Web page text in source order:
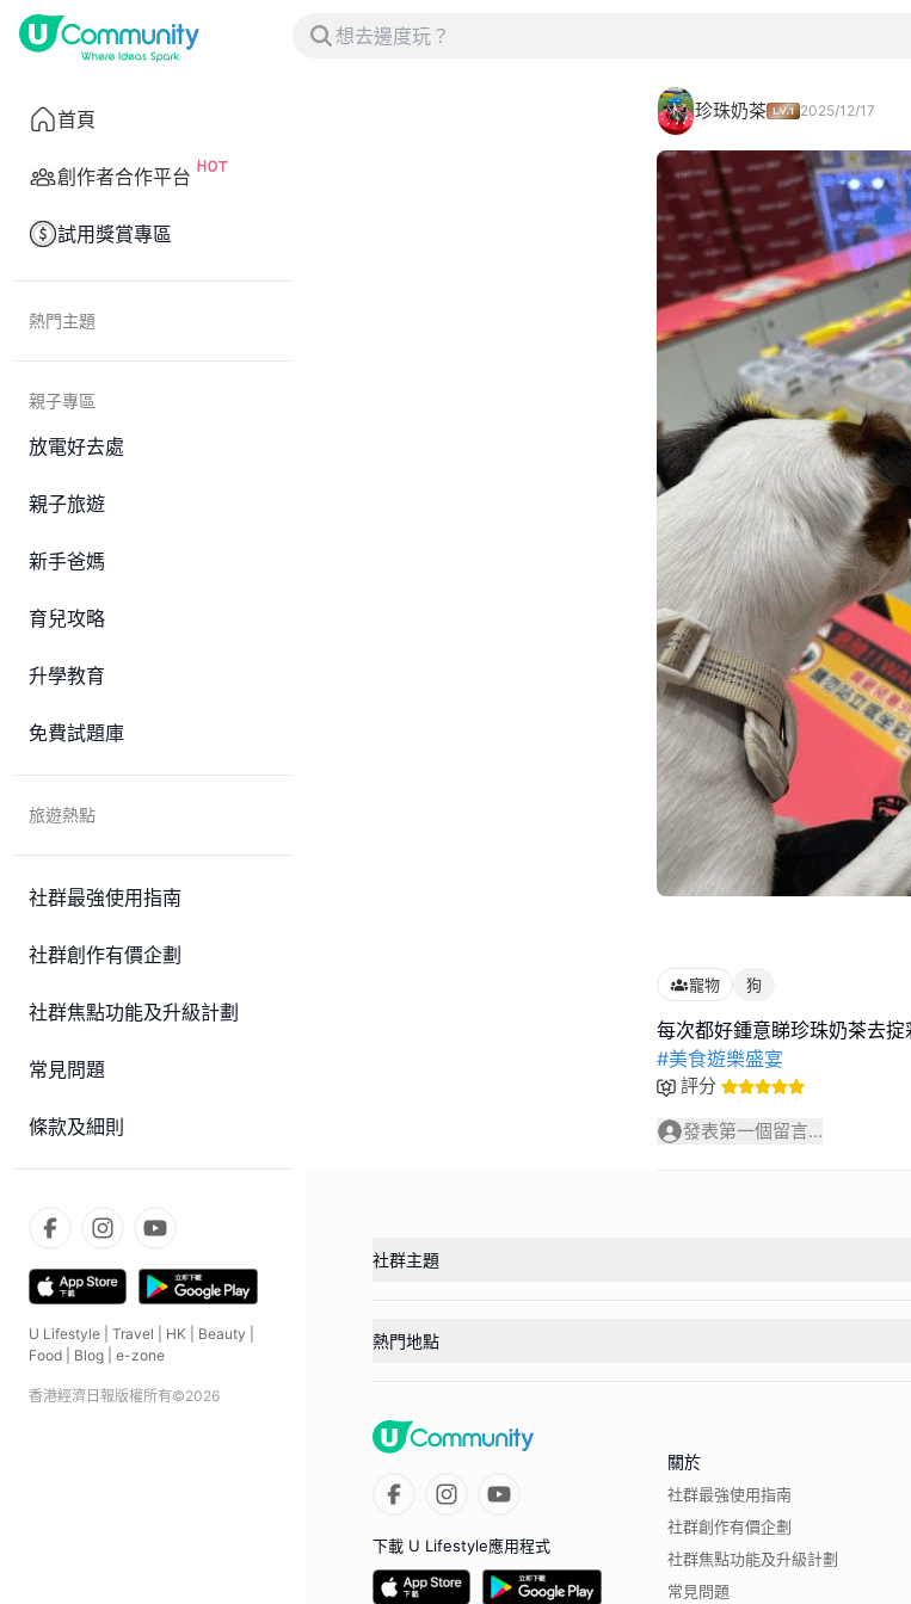
首頁
創作者合作平台
試用獎賞專區
熱門主題
親子專區
放電好去處
親子旅遊
新手爸媽
育兒攻略
升學教育
免費試題庫
旅遊熱點
社群最強使用指南
社群創作有價企劃
社群焦點功能及升級計劃
常見問題
條款及細則
U Lifestyle Travel HK Beauty
Food
Blog e-zone
香港經濟日報版權所有©2026
珍珠奶茶 2025/12/17
寵物 狗
#美食遊樂盛宴
評分
發表第一個留言...
社群主題
熱門地點
下載 U Lifestyle應用程式
關於
社群最強使用指南
社群創作有價企劃
社群焦點功能及升級計劃
常見問題